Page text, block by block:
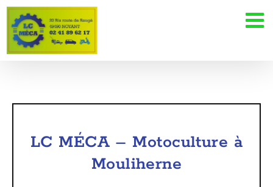
Passer
contenu
LC MÉCA – Motoculture à
Mouliherne